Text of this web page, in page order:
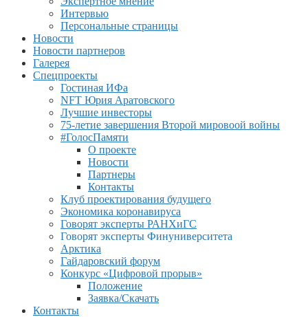
Интервью
Персональные страницы
Новости
Новости партнеров
Галерея
Спецпроекты
Гостиная ИФа
NFT Юрия Аратовского
Лучшие инвесторы
75-летие завершения Второй мировоой войны
#ГолосПамяти
О проекте
Новости
Партнеры
Контакты
Клуб проектирования будущего
Экономика коронавируса
Говорят эксперты РАНХиГС
Говорят эксперты Финуниверситета
Арктика
Гайдаровский форум
Конкурс «Цифровой прорыв»
Положение
Заявка/Скачать
Контакты